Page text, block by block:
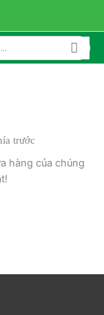
trước
hàng của chúng